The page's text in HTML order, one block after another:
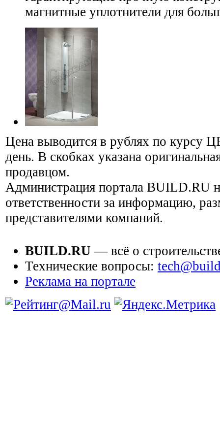
магнитные уплотнители для
Цена выводится в рублях по курсу
день. В скобках указана
продавцом.
Администрация портала BUILD.RU
ответственности за информацию,
представителями компаний.
BUILD.RU — всё о
Технические вопросы:
Реклама на портале